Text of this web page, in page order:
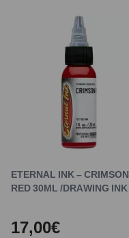
ETERNAL INK – CRIMSON
RED 30ML /DRAWING INK
17,00€